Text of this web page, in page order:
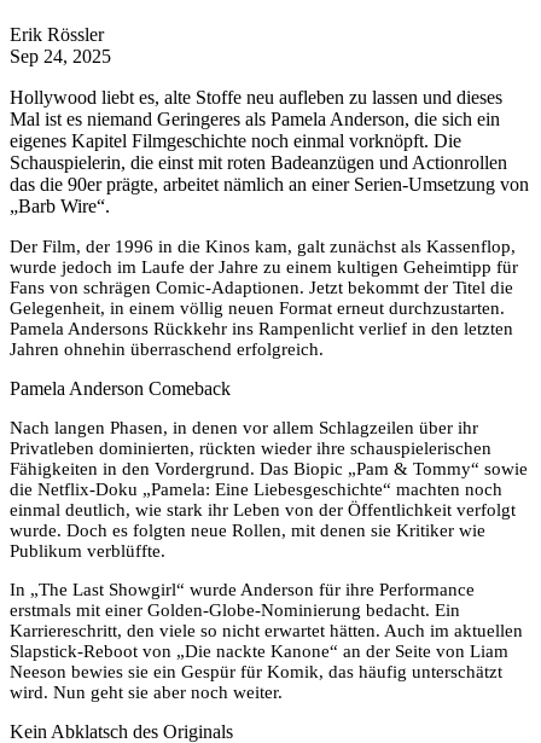
Erik Rössler
Sep 24, 2025
Hollywood liebt es, alte Stoffe neu aufleben zu lassen und dieses
Mal ist es niemand Geringeres als Pamela Anderson, die sich ein
eigenes Kapitel Filmgeschichte noch einmal vorknöpft. Die
Schauspielerin, die einst mit roten Badeanzügen und Actionrollen
das die 90er prägte, arbeitet nämlich an einer Serien-Umsetzung von
„Barb Wire“.
Der Film, der 1996 in die Kinos kam, galt zunächst als Kassenflop,
wurde jedoch im Laufe der Jahre zu einem kultigen Geheimtipp für
Fans von schrägen Comic-Adaptionen. Jetzt bekommt der Titel die
Gelegenheit, in einem völlig neuen Format erneut durchzustarten.
Pamela Andersons Rückkehr ins Rampenlicht verlief in den letzten
Jahren ohnehin überraschend erfolgreich.
Pamela Anderson Comeback
Nach langen Phasen, in denen vor allem Schlagzeilen über ihr
Privatleben dominierten, rückten wieder ihre schauspielerischen
Fähigkeiten in den Vordergrund. Das Biopic „Pam & Tommy“ sowie
die Netflix-Doku „Pamela: Eine Liebesgeschichte“ machten noch
einmal deutlich, wie stark ihr Leben von der Öffentlichkeit verfolgt
wurde. Doch es folgten neue Rollen, mit denen sie Kritiker wie
Publikum verblüffte.
In „The Last Showgirl“ wurde Anderson für ihre Performance
erstmals mit einer Golden-Globe-Nominierung bedacht. Ein
Karriereschritt, den viele so nicht erwartet hätten. Auch im aktuellen
Slapstick-Reboot von „Die nackte Kanone“ an der Seite von Liam
Neeson bewies sie ein Gespür für Komik, das häufig unterschätzt
wird. Nun geht sie aber noch weiter.
Kein Abklatsch des Originals